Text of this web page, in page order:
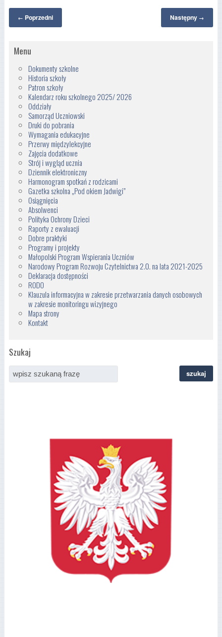
← Poprzedni Następny →
Menu
Dokumenty szkolne
Historia szkoły
Patron szkoły
Kalendarz roku szkolnego 2025/ 2026
Oddziały
Samorząd Uczniowski
Druki do pobrania
Wymagania edukacyjne
Przerwy międzylekcyjne
Zajęcia dodatkowe
Strój i wygląd ucznia
Dziennik elektroniczny
Harmonogram spotkań z rodzicami
Gazetka szkolna „Pod okiem Jadwigi”
Osiągnięcia
Absolwenci
Polityka Ochrony Dzieci
Raporty z ewaluacji
Dobre praktyki
Programy i projekty
Małopolski Program Wspierania Uczniów
Narodowy Program Rozwoju Czytelnictwa 2.0. na lata 2021-2025
Deklaracja dostępności
RODO
Klauzula informacyjna w zakresie przetwarzania danych osobowych
w zakresie monitoringu wizyjnego
Mapa strony
Kontakt
Szukaj
szukaj